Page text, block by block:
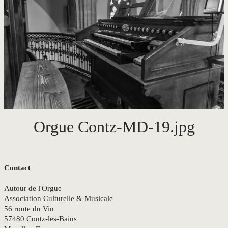
CONTACT
Orgue Contz-MD-19.jpg
Contact
Autour de l'Orgue
Association Culturelle & Musicale
56 route du Vin
57480 Contz-les-Bains